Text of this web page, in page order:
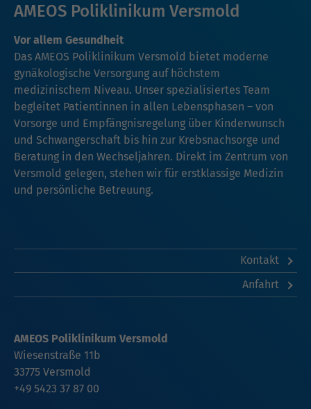
AMEOS Poliklinikum Versmold
Vor allem Gesundheit
Das AMEOS Poliklinikum Versmold bietet moderne
gynäkologische Versorgung auf höchstem
medizinischem Niveau. Unser spezialisiertes Team
begleitet Patientinnen in allen Lebensphasen – von
Vorsorge und Empfängnisregelung über Kinderwunsch
und Schwangerschaft bis hin zur Krebsnachsorge und
Beratung in den Wechseljahren. Direkt im Zentrum von
Versmold gelegen, stehen wir für erstklassige Medizin
und persönliche Betreuung.
Kontakt
Anfahrt
AMEOS Poliklinikum Versmold
Wiesenstraße 11b
33775 Versmold
+49 5423 37 87 00